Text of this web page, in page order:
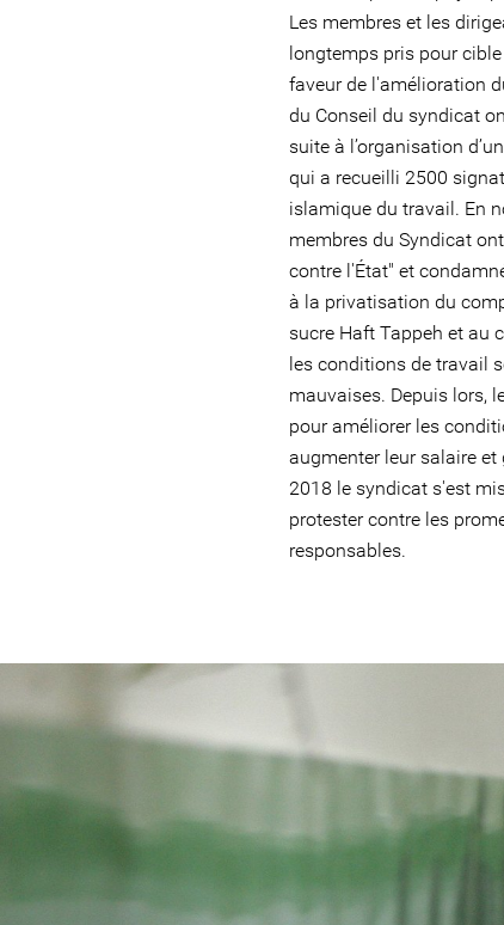
Les membres et les
longtemps pris pour
faveur de l'amélioration
du Conseil du syndicat
suite à l’organisation
qui a recueilli 2500
islamique du travail. En
membres du Syndicat
contre l'État" et
à la privatisation du
sucre Haft Tappeh et au
les conditions de travail
mauvaises. Depuis lors,
pour améliorer les
augmenter leur salaire
2018 le syndicat s'est
protester contre les
responsables.
#Iran-
general-
context.jpg